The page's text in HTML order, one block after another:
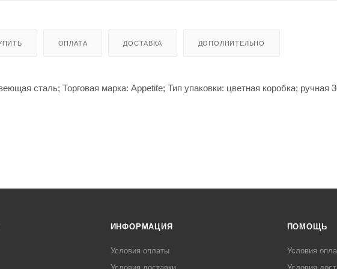
ОПЛАТА ДОСТАВКА ДОПОЛНИТЕЛЬНО
сталь; Торговая марка: Appetite; Тип упаковки: цветная коробка; ручная
ИНФОРМАЦИЯ
Условия оплаты
ПОМОЩЬ
Условия